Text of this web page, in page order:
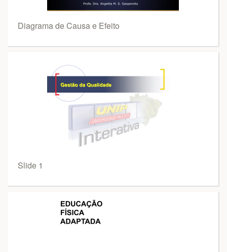
Diagrama de Causa e Efeito
Slide 1